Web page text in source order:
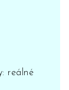
reálné